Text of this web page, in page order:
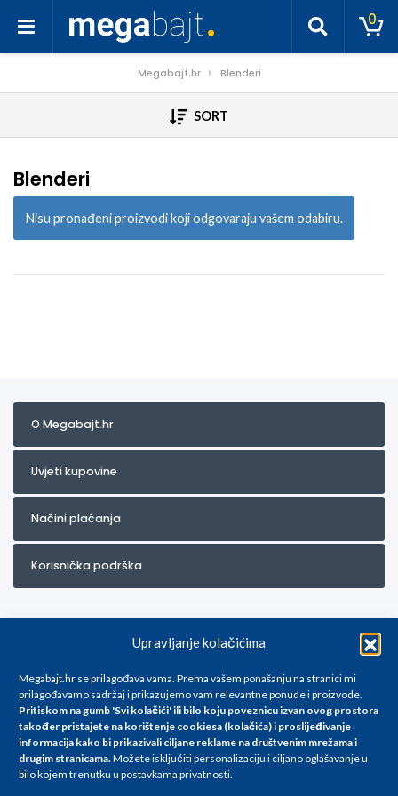
Upravljanje kolačićima
Megabajt.hr se prilagođava vama. Prema vašem ponašanju na stranici mi
prilagođavamo sadržaj i prikazujemo vam relevantne ponude i proizvode.
Pritiskom na gumb 'Svi kolačići' ili bilo koju poveznicu izvan ovog prostora
također pristajete na korištenje cookiesa (kolačića) i proslijeđivanje
informacija kako bi prikazivali ciljane reklame na društvenim mrežama i
drugim stranicama.Možete isključiti personalizaciju i ciljano oglašavanje u
bilo kojem trenutku u postavkama privatnosti.
0
Megabajt.hr Blenderi
SORT
Blenderi
Nisu pronađeni proizvodi koji odgovaraju vašem odabiru.
O Megabajt.hr
Uvjeti kupovine
Načini plaćanja
Korisnička podrška
Za artikle kojih trenutno nema u ponudi obratite nam se na
info@megabajt.hr. Sve cijene su informativnog karaktera i podložne su
promjenama, a
iskazane su za avansno plaćanje(gotovina) u Eurima i uključuju PDV. Sve